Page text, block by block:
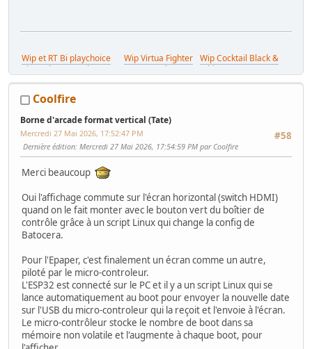
Wip et RT Bi playchoice
nintendo (Nes cab) /
Wip Virtua Fighter
(Saturn Cab) /
Wip Cocktail Black &
White Gamoover /
Wip et RT Egret II /Wishlist
Coolfire
Borne d'arcade format vertical (Tate)
#58
Mercredi 27 Mai 2026, 17:52:47 PM
Dernière édition: Mercredi 27 Mai 2026, 17:54:59 PM par Coolfire
Merci beaucoup
Oui l'affichage commute sur l'écran horizontal (switch HDMI)
quand on le fait monter avec le bouton vert du boîtier de
contrôle grâce à un script Linux qui change la config de
Batocera.
Pour l'Epaper, c'est finalement un écran comme un autre,
piloté par le micro-controleur.
L'ESP32 est connecté sur le PC et il y a un script Linux qui se
lance automatiquement au boot pour envoyer la nouvelle date
sur l'USB du micro-controleur qui la reçoit et l'envoie à l'écran.
Le micro-contrôleur stocke le nombre de boot dans sa
mémoire non volatile et l'augmente à chaque boot, pour